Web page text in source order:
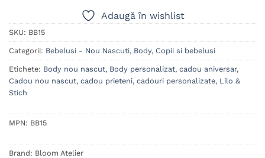
Adaugă în wishlist
SKU: BB15
Categorii: Bebelusi - Nou Nascuti, Body, Copii si bebelusi
Etichete: Body nou nascut, Body personalizat, cadou aniversar,
Cadou nou nascut, cadou prieteni, cadouri personalizate, Lilo &
Stich
MPN: BB15
Brand: Bloom Atelier